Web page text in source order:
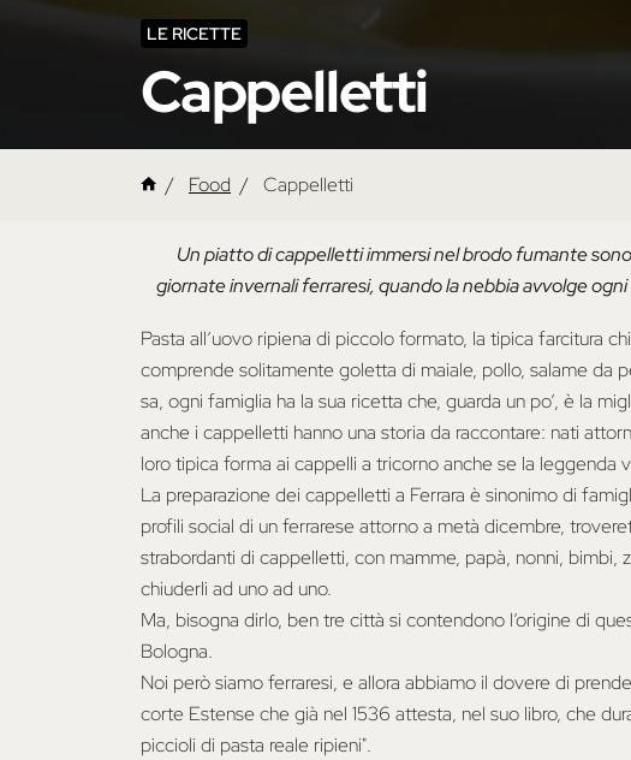
LE RICETTE
Cappelletti
Food Cappelletti
Un piatto di cappelletti immersi nel brodo fumante
giornate invernali ferraresi, quando la nebbia avvolge
Pasta all’uovo ripiena di piccolo formato, la tipica farcitura
comprende solitamente goletta di maiale, pollo, salame da
sa, ogni famiglia ha la sua ricetta che, guarda un po’, è la
anche i cappelletti hanno una storia da raccontare: nati
loro tipica forma ai cappelli a tricorno anche se la leggenda
La preparazione dei cappelletti a Ferrara è sinonimo di
profili social di un ferrarese attorno a metà dicembre,
strabordanti di cappelletti, con mamme, papà, nonni, bimbi,
chiuderli ad uno ad uno.
Ma, bisogna dirlo, ben tre città si contendono l’origine di
Bologna.
Noi però siamo ferraresi, e allora abbiamo il dovere di
corte Estense che già nel 1536 attesta, nel suo libro, che
piccioli di pasta reale ripieni".